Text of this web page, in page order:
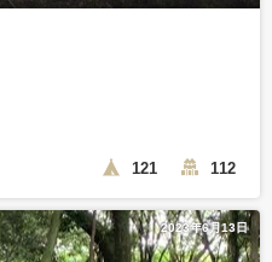
121 112
2023年6月13日